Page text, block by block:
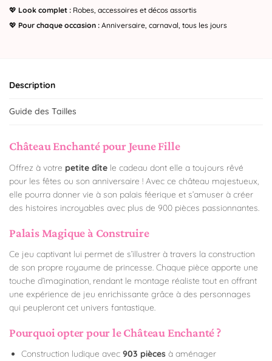
💖 Look complet : Robes, accessoires et décos assortis
💖 Pour chaque occasion : Anniversaire, carnaval, tous les jours
Description
Guide des Tailles
Château Enchanté pour Jeune Fille
Offrez à votre petite dîte le cadeau dont elle a toujours rêvé
pour les fêtes ou son anniversaire ! Avec ce château majestueux,
elle pourra donner vie à son palais féerique et s’amuser à créer
des histoires incroyables avec plus de 900 pièces passionnantes.
Palais Magique à Construire
Ce jeu captivant lui permet de s’illustrer à travers la construction
de son propre royaume de princesse. Chaque pièce apporte une
touche d’imagination, rendant le montage réaliste tout en offrant
une expérience de jeu enrichissante grâce à des personnages
qui peupleront cet univers fantastique.
Pourquoi opter pour le Château Enchanté ?
Construction ludique avec 903 pièces à aménager